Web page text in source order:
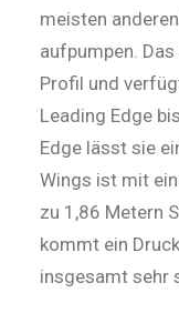
meisten
aufpumpen.
Profil und
Leading Edge
Edge lässt sie
Wings ist mit
zu 1,86 Me­tern
kommt ein
insgesamt sehr